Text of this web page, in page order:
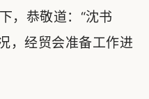
，恭敬道：“沈书
，经贸会准备工作进